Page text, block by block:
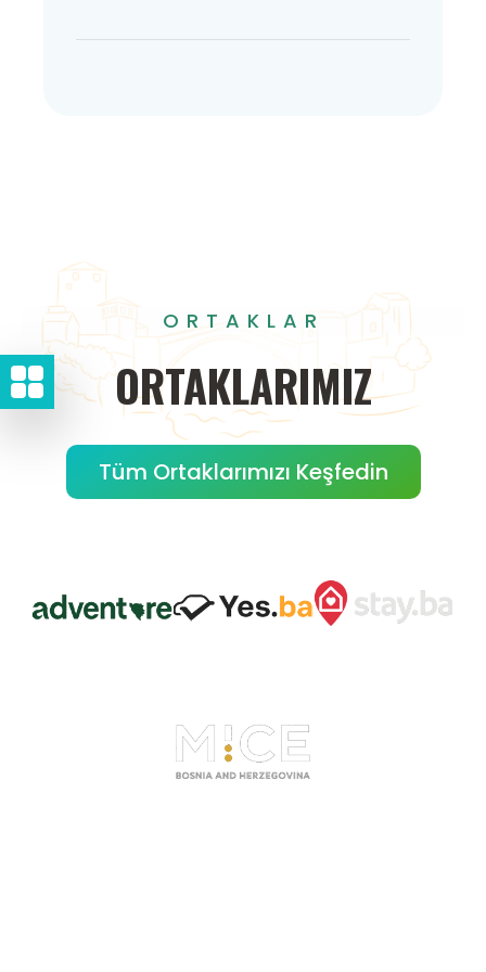
ORTAKLAR
ORTAKLARIMIZ
Tüm Ortaklarımızı Keşfedin